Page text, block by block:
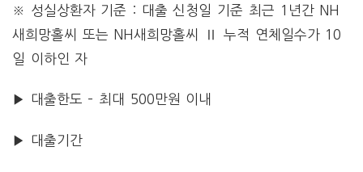
※ 성실상환자 기준 : 대출 신청일 기준 최근 1년간 NH
새희망홀씨 또는 NH새희망홀씨 Ⅱ 누적 연체일수가 10
일 이하인 자
▶ 대출한도 – 최대 500만원 이내
▶ 대출기간